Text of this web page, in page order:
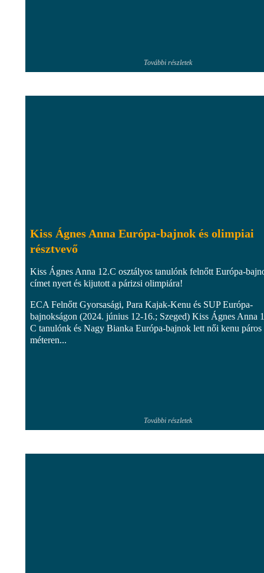
További részletek
Kiss Ágnes Anna Európa-bajnok és olimpiai
résztvevő
Kiss Ágnes Anna 12.C osztályos tanulónk felnőtt Európa-
címet nyert és kijutott a párizsi olimpiára!
ECA Felnőtt Gyorsasági, Para Kajak-Kenu és SUP Európa-
bajnokságon (2024. június 12-16.; Szeged) Kiss Ágnes Anna
C tanulónk és Nagy Bianka Európa-bajnok lett női kenu páros
méteren...
További részletek